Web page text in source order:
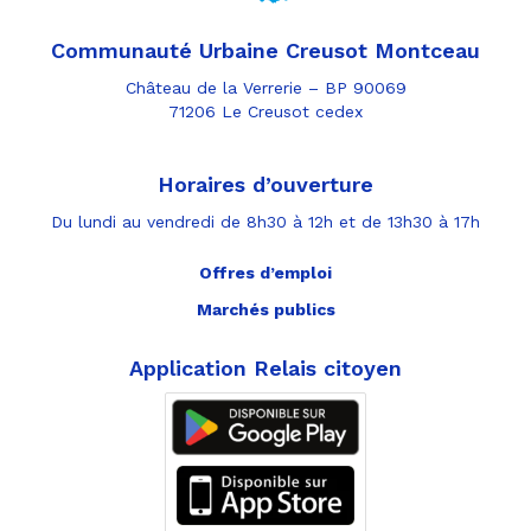
Communauté Urbaine Creusot Montceau
Château de la Verrerie – BP 90069
71206 Le Creusot cedex
Horaires d’ouverture
Du lundi au vendredi de 8h30 à 12h et de 13h30 à 17h
Offres d’emploi
Marchés publics
Application Relais citoyen